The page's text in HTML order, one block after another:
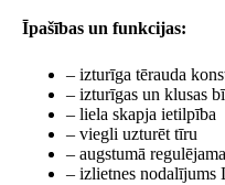
Īpašības un funkcijas:
– izturīga tērauda
– izturīgas un klusas
– liela skapja ietilpība
– viegli uzturēt tīru
– augstumā
– izlietnes